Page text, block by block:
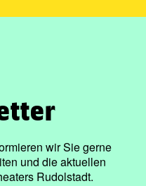
wir Sie gerne
und die aktuellen
Rudolstadt.